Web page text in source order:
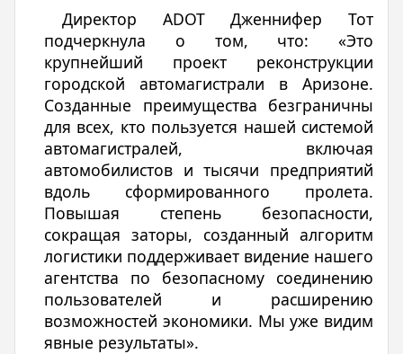
Директор ADOT Дженнифер Тот
подчеркнула о том, что: «Это
крупнейший проект реконструкции
городской автомагистрали в Аризоне.
Созданные преимущества безграничны
для всех, кто пользуется нашей системой
автомагистралей, включая
автомобилистов и тысячи предприятий
вдоль сформированного пролета.
Повышая степень безопасности,
сокращая заторы, созданный алгоритм
логистики поддерживает видение нашего
агентства по безопасному соединению
пользователей и расширению
возможностей экономики. Мы уже видим
явные результаты».